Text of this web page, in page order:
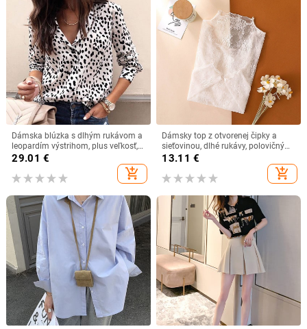
Dámska blúzka s dlhým rukávom a
leopardím výstrihom, plus veľkosť, s
výstrihom do V, dámska blúzka, top
s golierom, dámska streetwear
blúzka, elegantná ženská blúzka
29.01 €
add_shopping_cart
Dámsky top z otvorenej čipky a
sieťovinou, dlhé rukávy, polovičný
vysoký golier, polyester 80-90%, štýl
13.11 €
add_shopping_cart